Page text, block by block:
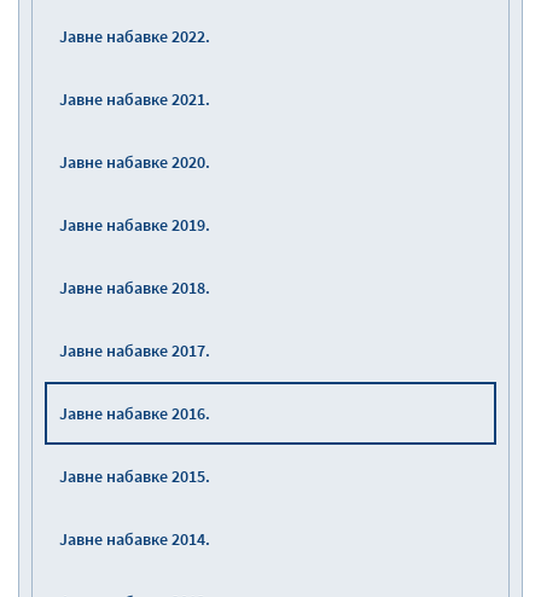
Јавне набавке 2022.
Јавне набавке 2021.
Јавне набавке 2020.
Јавне набавке 2019.
Јавне набавке 2018.
Јавне набавке 2017.
Јавне набавке 2016.
Јавне набавке 2015.
Јавне набавке 2014.